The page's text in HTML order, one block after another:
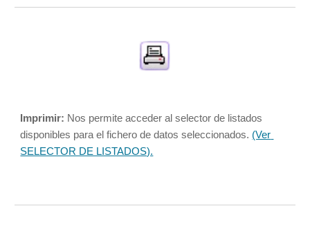
Imprimir: Nos permite acceder al selector de listados
disponibles para el fichero de datos seleccionados. (Ver
SELECTOR DE LISTADOS).